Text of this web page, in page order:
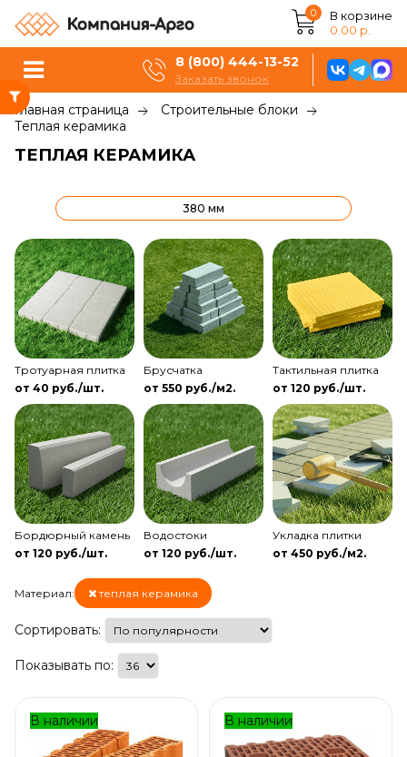
0
В корзине
0.00 р.
8 (800) 444-13-52
Заказать звонок
Главная страница
Строительные блоки
Теплая керамика
ТЕПЛАЯ КЕРАМИКА
Сортировать:
Показывать по:
380 мм
Тротуарная плитка
от 40 руб./шт.
Брусчатка
от 550 руб./м2.
Тактильная плитка
от 120 руб./шт.
Бордюрный камень
от 120 руб./шт.
Водостоки
от 120 руб./шт.
Укладка плитки
от 450 руб./м2.
Материал: теплая керамика
В наличии В наличии